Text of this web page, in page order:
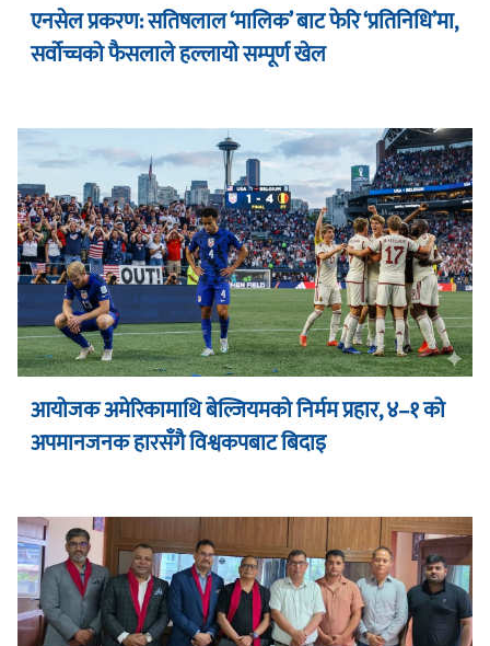
एनसेल प्रकरण: सतिषलाल ‘मालिक’ बाट फेरि ‘प्रतिनिधि’मा,
सर्वोच्चको फैसलाले हल्लायो सम्पूर्ण खेल
आयोजक अमेरिकामाथि बेल्जियमको निर्मम प्रहार, ४–१ को
अपमानजनक हारसँगै विश्वकपबाट बिदाइ